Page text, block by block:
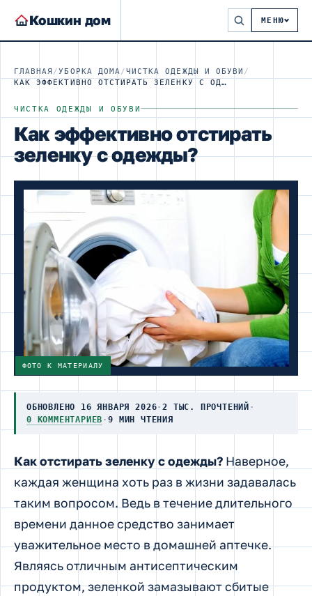
Кошкин дом МЕНЮ
ГЛАВНАЯ /УБОРКА ДОМА /ЧИСТКА ОДЕЖДЫ И ОБУВИ /
КАК ЭФФЕКТИВНО ОТСТИРАТЬ ЗЕЛЕНКУ С ОДЕЖДЫ?
ЧИСТКА ОДЕЖДЫ И ОБУВИ
Как эффективно отстирать
зеленку с одежды?
ФОТО К МАТЕРИАЛУ
ОБНОВЛЕНО 16 ЯНВАРЯ 2026·2 ТЫС. ПРОЧТЕНИЙ ·
0 КОММЕНТАРИЕВ ·9 МИН ЧТЕНИЯ
Как отстирать зеленку с одежды? Наверное,
каждая женщина хоть раз в жизни задавалась
таким вопросом. Ведь в течение длительного
времени данное средство занимает
уважительное место в домашней аптечке.
Являясь отличным антисептическим
продуктом, зеленкой замазывают сбитые